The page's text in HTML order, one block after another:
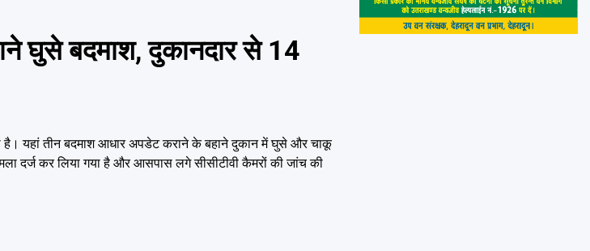
घुसे बदमाश, दुकानदार से 14
यहां तीन बदमाश आधार अपडेट कराने के बहाने दुकान में घुसे और चाकू
दर्ज कर लिया गया है और आसपास लगे सीसीटीवी कैमरों की जांच की